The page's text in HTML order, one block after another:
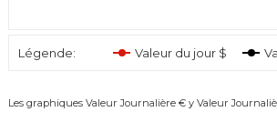
Légende: Valeur du jour $
Les graphiques Valeur Journalière € y Valeur